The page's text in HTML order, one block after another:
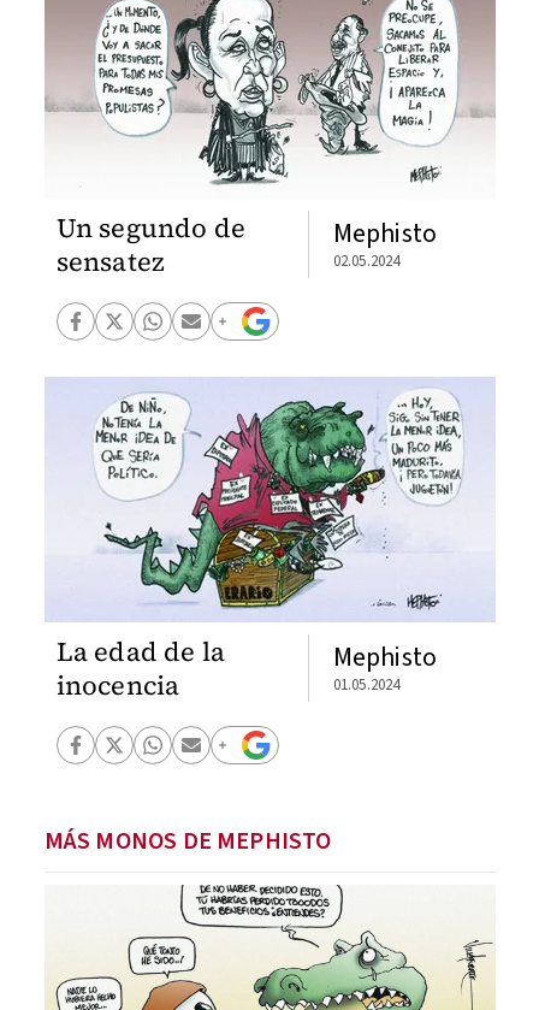
Un segundo de
sensatez
Mephisto
02.05.2024
La edad de la
inocencia
Mephisto
01.05.2024
MÁS MONOS DE MEPHISTO